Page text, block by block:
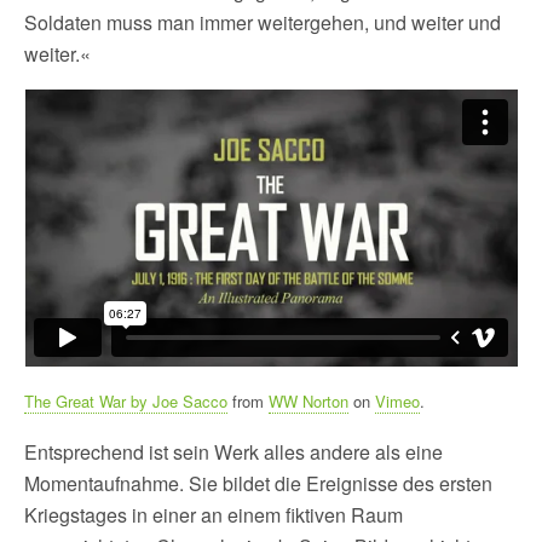
Soldaten muss man immer weitergehen, und weiter und
weiter.«
The Great War by Joe Sacco from WW Norton on Vimeo.
Entsprechend ist sein Werk alles andere als eine
Momentaufnahme. Sie bildet die Ereignisse des ersten
Kriegstages in einer an einem fiktiven Raum